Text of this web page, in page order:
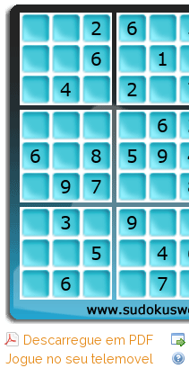
Descarregue em PDF
Jogue no seu telemovel